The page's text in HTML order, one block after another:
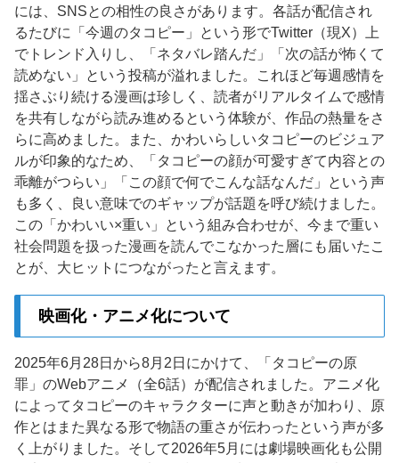
には、SNSとの相性の良さがあります。各話が配信され
るたびに「今週のタコピー」という形でTwitter（現X）上
でトレンド入りし、「ネタバレ踏んだ」「次の話が怖くて
読めない」という投稿が溢れました。これほど毎週感情を
揺さぶり続ける漫画は珍しく、読者がリアルタイムで感情
を共有しながら読み進めるという体験が、作品の熱量をさ
らに高めました。また、かわいらしいタコピーのビジュア
ルが印象的なため、「タコピーの顔が可愛すぎて内容との
乖離がつらい」「この顔で何でこんな話なんだ」という声
も多く、良い意味でのギャップが話題を呼び続けました。
この「かわいい×重い」という組み合わせが、今まで重い
社会問題を扱った漫画を読んでこなかった層にも届いたこ
とが、大ヒットにつながったと言えます。
映画化・アニメ化について
2025年6月28日から8月2日にかけて、「タコピーの原
罪」のWebアニメ（全6話）が配信されました。アニメ化
によってタコピーのキャラクターに声と動きが加わり、原
作とはまた異なる形で物語の重さが伝わったという声が多
く上がりました。そして2026年5月には劇場映画化も公開